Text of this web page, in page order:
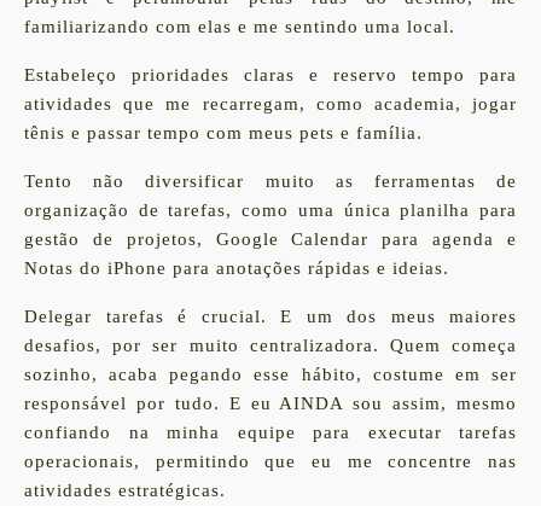
familiarizando com elas e me sentindo uma local.
Estabeleço prioridades claras e reservo tempo para
atividades que me recarregam, como academia, jogar
tênis e passar tempo com meus pets e família.
Tento não diversificar muito as ferramentas de
organização de tarefas, como uma única planilha para
gestão de projetos, Google Calendar para agenda e
Notas do iPhone para anotações rápidas e ideias.
Delegar tarefas é crucial. E um dos meus maiores
desafios, por ser muito centralizadora. Quem começa
sozinho, acaba pegando esse hábito, costume em ser
responsável por tudo. E eu AINDA sou assim, mesmo
confiando na minha equipe para executar tarefas
operacionais, permitindo que eu me concentre nas
atividades estratégicas.